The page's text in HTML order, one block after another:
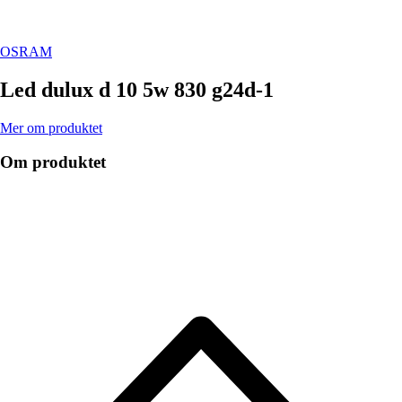
OSRAM
Led dulux d 10 5w 830 g24d-1
Mer om produktet
Om produktet